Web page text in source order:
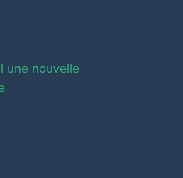
une nouvelle